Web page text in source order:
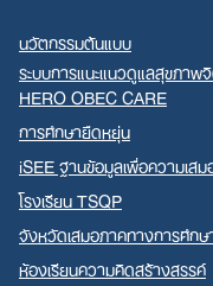
นวัตกรรมต้นแบบ
ระบบการแนะแนวดูแลสุขภาพ
HERO OBEC CARE
การศึกษายืดหยุ่น
iSEE ฐานข้อมูลเพื่อความเส
โรงเรียน TSQP
จังหวัดเสมอภาคทางการศึกษ
ห้องเรียนความคิดสร้างสรรค์